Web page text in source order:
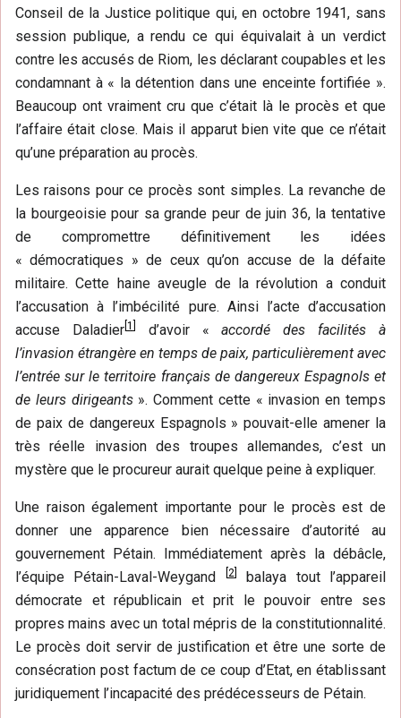
Conseil de la Justice politique qui, en octobre 1941, sans
session publique, a rendu ce qui équivalait à un verdict
contre les accusés de Riom, les déclarant coupables et les
condamnant à « la détention dans une enceinte fortifiée ».
Beaucoup ont vraiment cru que c’était là le procès et que
l’affaire était close. Mais il apparut bien vite que ce n’était
qu’une préparation au procès.
Les raisons pour ce procès sont simples. La revanche de
la bourgeoisie pour sa grande peur de juin 36, la tentative
de compromettre définitivement les idées
« démocratiques » de ceux qu’on accuse de la défaite
militaire. Cette haine aveugle de la révolution a conduit
l’accusation à l’imbécilité pure. Ainsi l’acte d’accusation
accuse Daladier[ 1 d’avoir «accordé des facilités à
l’invasion étrangère en temps de paix, particulièrement avec
l’entrée sur le territoire français de dangereux Espagnols et
de leurs dirigeants». Comment cette « invasion en temps
de paix de dangereux Espagnols » pouvait-elle amener la
très réelle invasion des troupes allemandes, c’est un
mystère que le procureur aurait quelque peine à expliquer.
Une raison également importante pour le procès est de
donner une apparence bien nécessaire d’autorité au
gouvernement Pétain. Immédiatement après la débâcle,
l’équipe Pétain-Laval-Weygand
2]
balaya tout l’appareil
démocrate et républicain et prit le pouvoir entre ses
propres mains avec un total mépris de la constitutionnalité.
Le procès doit servir de justification et être une sorte de
consécration post factum de ce coup d’Etat, en établissant
juridiquement l’incapacité des prédécesseurs de Pétain.